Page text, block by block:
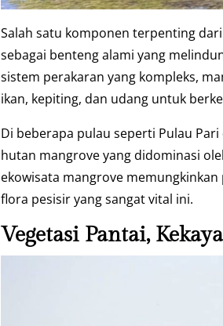
Salah satu komponen terpenting
sebagai benteng alami yang
sistem perakaran yang kompleks,
ikan, kepiting, dan udang untuk
Di beberapa pulau seperti Pulau
hutan mangrove yang didominasi
ekowisata mangrove
flora pesisir yang sangat vital ini.
Vegetasi Pantai,